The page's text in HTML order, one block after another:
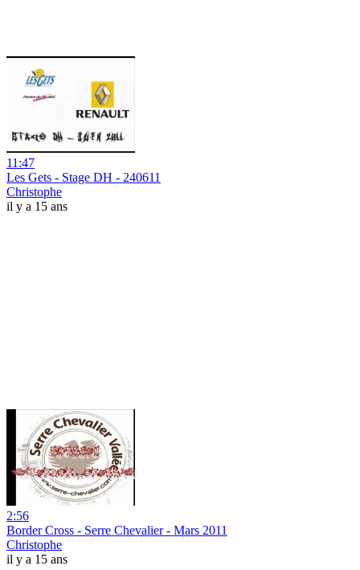
11:47
Les Gets - Stage DH - 240611
Christophe
il y a 15 ans
2:56
Border Cross - Serre Chevalier - Mars 2011
Christophe
il y a 15 ans